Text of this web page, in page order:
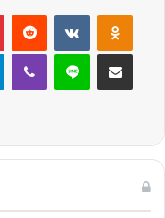
PinterestReddit VKontakte
TelegramViber Line E-Posta ile